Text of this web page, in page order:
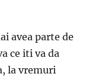
avea parte de
ce iti va da
la vremuri